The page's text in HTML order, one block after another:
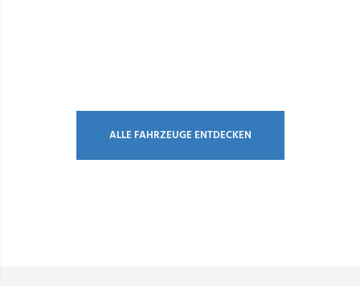
ALLE FAHRZEUGE ENTDECKEN